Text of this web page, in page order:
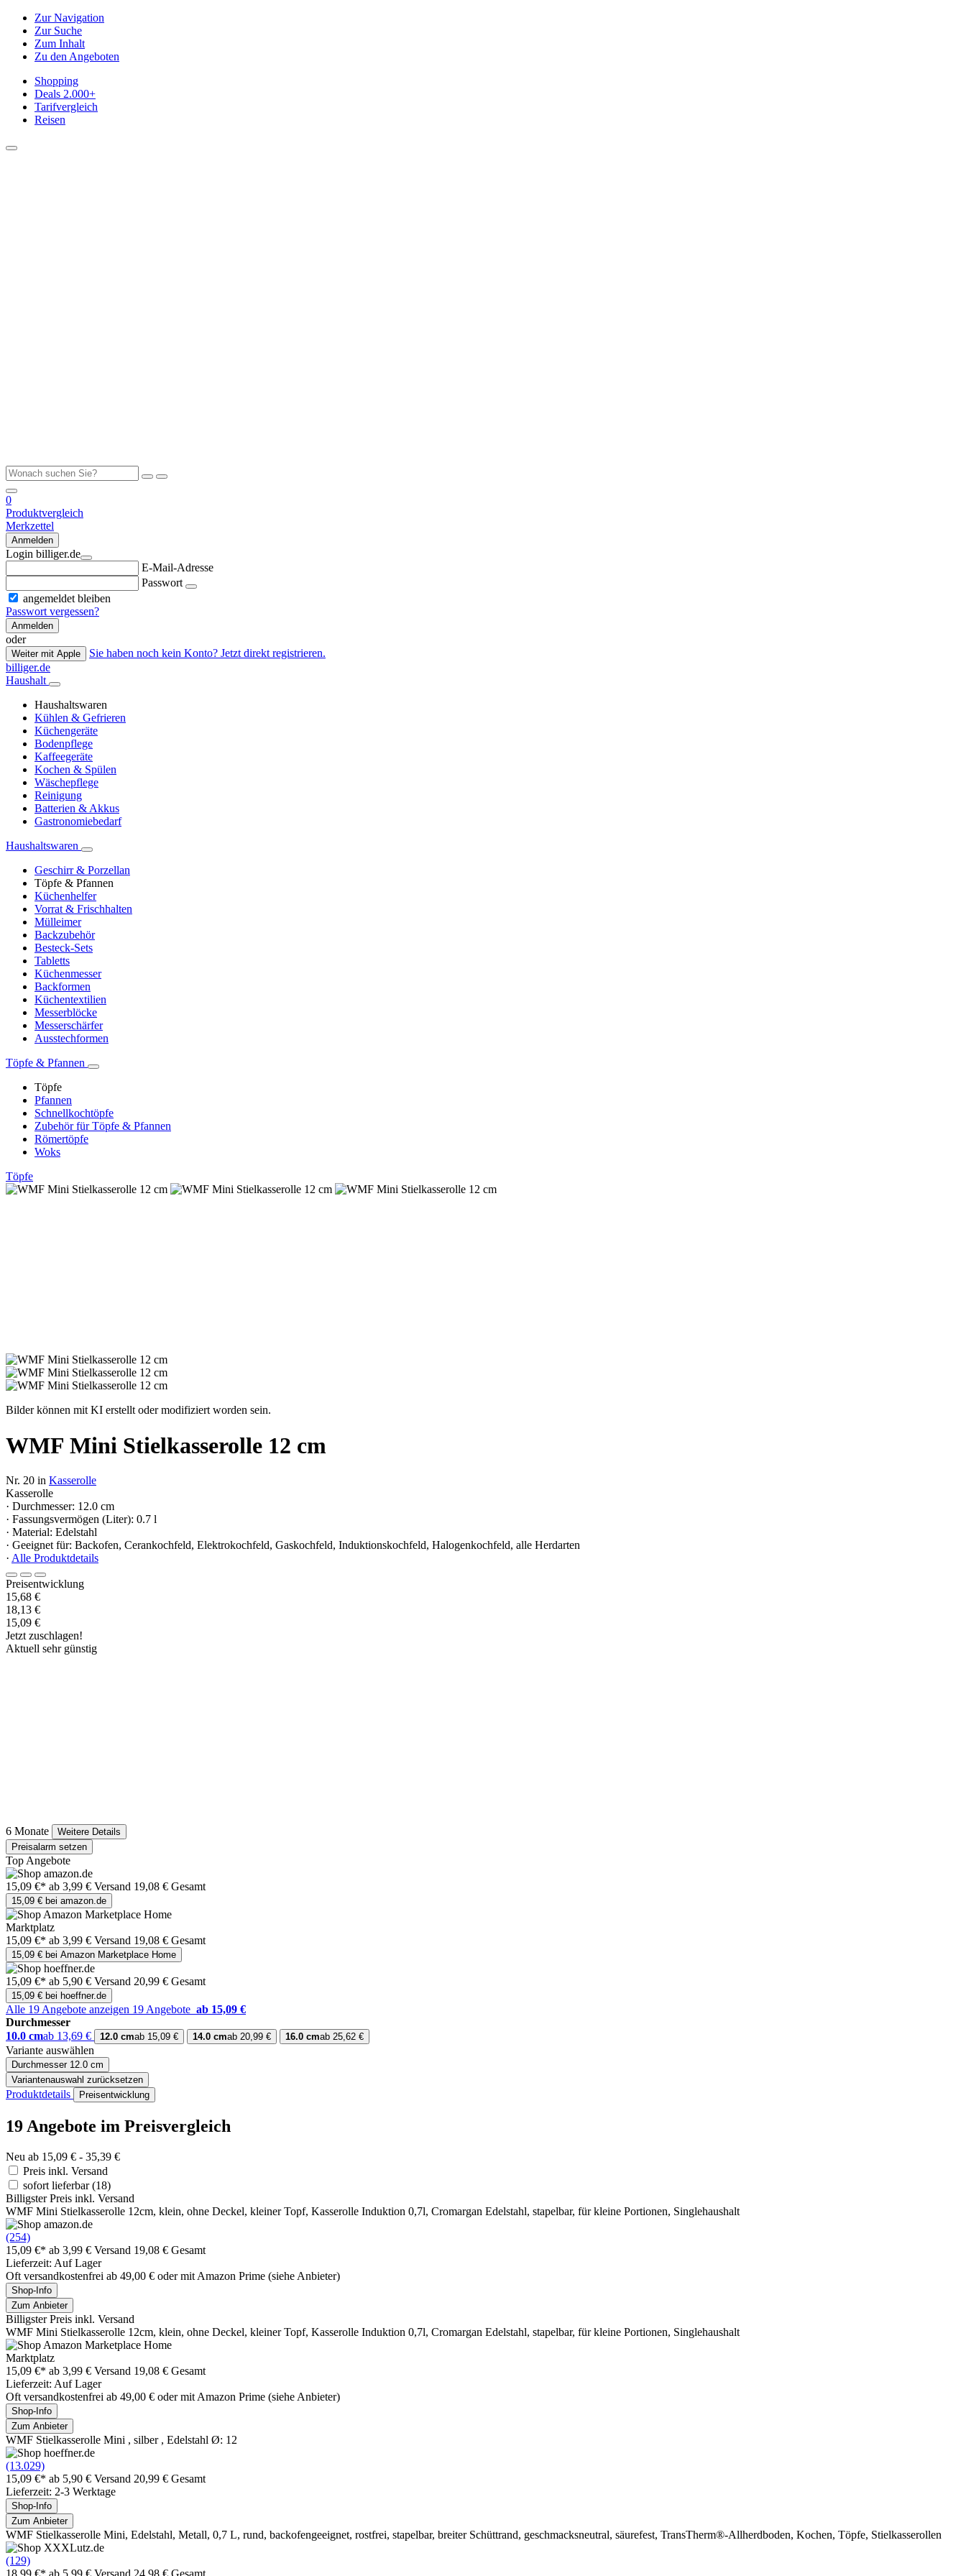
Zur Navigation
Zur Suche
Zum Inhalt
Zu den Angeboten
Shopping
Deals 2.000+
Tarifvergleich
Reisen
0
Produktvergleich
Merkzettel
Anmelden
Login billiger.de
E-Mail-Adresse
Passwort
angemeldet bleiben
Passwort vergessen?
Anmelden
oder
Weiter mit Apple
Sie haben noch kein Konto? Jetzt direkt registrieren.
billiger.de
Haushalt
Haushaltswaren
Kühlen & Gefrieren
Küchengeräte
Bodenpflege
Kaffeegeräte
Kochen & Spülen
Wäschepflege
Reinigung
Batterien & Akkus
Gastronomiebedarf
Haushaltswaren
Geschirr & Porzellan
Töpfe & Pfannen
Küchenhelfer
Vorrat & Frischhalten
Mülleimer
Backzubehör
Besteck-Sets
Tabletts
Küchenmesser
Backformen
Küchentextilien
Messerblöcke
Messerschärfer
Ausstechformen
Töpfe & Pfannen
Töpfe
Pfannen
Schnellkochtöpfe
Zubehör für Töpfe & Pfannen
Römertöpfe
Woks
Töpfe
Bilder können mit KI erstellt oder modifiziert worden sein.
WMF Mini Stielkasserolle 12 cm
Nr. 20 in Kasserolle
Kasserolle
· Durchmesser: 12.0 cm
· Fassungsvermögen (Liter): 0.7 l
· Material: Edelstahl
· Geeignet für: Backofen, Cerankochfeld, Elektrokochfeld, Gaskochfeld, Induktionskochfeld, Halogenkochfeld, alle Herdarten
· Alle Produktdetails
Preisentwicklung
15,68 €
18,13 €
15,09 €
Jetzt zuschlagen!
Aktuell sehr günstig
6 Monate
Weitere Details
Preisalarm setzen
Top Angebote
15,09 €* ab 3,99 € Versand 19,08 € Gesamt
15,09 € bei amazon.de
Marktplatz
15,09 €* ab 3,99 € Versand 19,08 € Gesamt
15,09 € bei Amazon Marketplace Home
15,09 €* ab 5,90 € Versand 20,99 € Gesamt
15,09 € bei hoeffner.de
Alle 19 Angebote anzeigen 19 Angebote ab 15,09 €
Durchmesser
10.0 cmab 13,69 € 12.0 cmab 15,09 € 14.0 cmab 20,99 € 16.0 cmab 25,62 €
Variante auswählen
Durchmesser 12.0 cm
Variantenauswahl zurücksetzen
Produktdetails Preisentwicklung
19 Angebote im Preisvergleich
Neu ab 15,09 € - 35,39 €
Preis inkl. Versand
sofort lieferbar(18)
Billigster Preis inkl. Versand
WMF Mini Stielkasserolle 12cm, klein, ohne Deckel, kleiner Topf, Kasserolle Induktion 0,7l, Cromargan Edelstahl, stapelbar, für kleine Portionen, Singlehaushalt
(254)
15,09 €* ab 3,99 € Versand 19,08 € Gesamt
Lieferzeit: Auf Lager
Oft versandkostenfrei ab 49,00 € oder mit Amazon Prime (siehe Anbieter)
Shop-Info
Zum Anbieter
Billigster Preis inkl. Versand
WMF Mini Stielkasserolle 12cm, klein, ohne Deckel, kleiner Topf, Kasserolle Induktion 0,7l, Cromargan Edelstahl, stapelbar, für kleine Portionen, Singlehaushalt
Marktplatz
15,09 €* ab 3,99 € Versand 19,08 € Gesamt
Lieferzeit: Auf Lager
Oft versandkostenfrei ab 49,00 € oder mit Amazon Prime (siehe Anbieter)
Shop-Info
Zum Anbieter
WMF Stielkasserolle Mini , silber , Edelstahl Ø: 12
(13.029)
15,09 €* ab 5,90 € Versand 20,99 € Gesamt
Lieferzeit: 2-3 Werktage
Shop-Info
Zum Anbieter
WMF Stielkasserolle Mini, Edelstahl, Metall, 0,7 L, rund, backofengeeignet, rostfrei, stapelbar, breiter Schüttrand, geschmacksneutral, säurefest, TransTherm®-Allherdboden, Kochen, Töpfe, Stielkasserollen
(129)
18,99 €* ab 5,99 € Versand 24,98 € Gesamt